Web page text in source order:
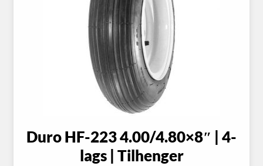
Duro HF-223 4.00/4.80×8″ | 4-
lags | Tilhenger